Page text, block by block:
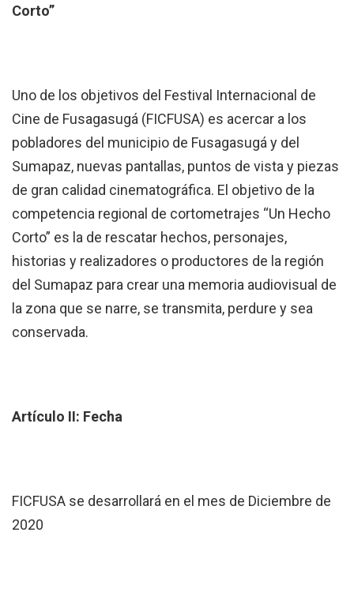
Corto”
Uno de los objetivos del Festival Internacional de
Cine de Fusagasugá (FICFUSA) es acercar a los
pobladores del municipio de Fusagasugá y del
Sumapaz, nuevas pantallas, puntos de vista y piezas
de gran calidad cinematográfica. El objetivo de la
competencia regional de cortometrajes “Un Hecho
Corto” es la de rescatar hechos, personajes,
historias y realizadores o productores de la región
del Sumapaz para crear una memoria audiovisual de
la zona que se narre, se transmita, perdure y sea
conservada.
Artículo II: Fecha
FICFUSA se desarrollará en el mes de Diciembre de
2020